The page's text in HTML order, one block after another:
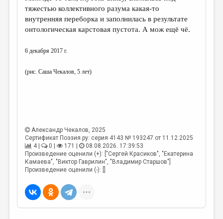
тяжестью коллективного разума какая-то
внутренняя переборка и заполнилась в результате
онтологическая карстовая пустота. А мож ещё чё.
6 декабря 2017 г.
(рис. Саша Чекалов, 5 лет)
Александр Чекалов, 2025
Сертификат Поэзия.ру: серия 4143 № 193247 от 11.12.2025
4 |
0 | 171 |
08.08.2026. 17:39:53
Произведение оценили (+): ["Сергей Красиков", "Екатерина
Камаева", "Виктор Гаврилин", "Владимир Старшов"]
Произведение оценили (-): []